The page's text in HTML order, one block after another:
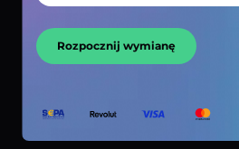
Rozpocznij wymianę